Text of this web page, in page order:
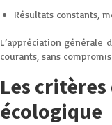
Résultats constants,
L’appréciation générale
courants, sans
Les
écologique